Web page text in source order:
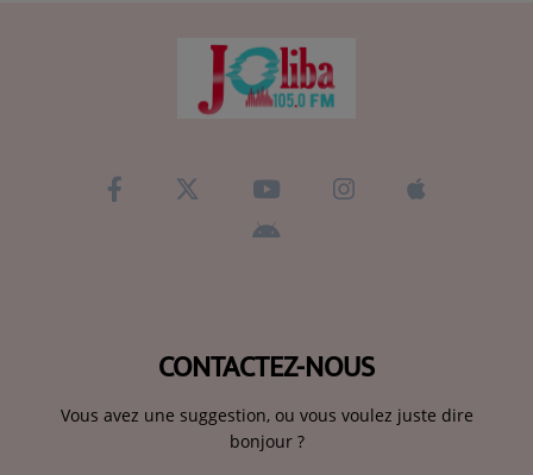
CONTACTEZ-NOUS
Vous avez une suggestion, ou vous voulez juste dire
bonjour ?